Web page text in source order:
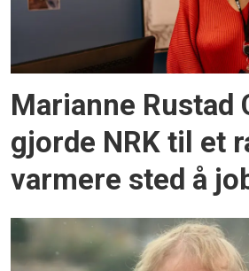
Marianne Rustad
gjorde NRK til et
varmere sted å